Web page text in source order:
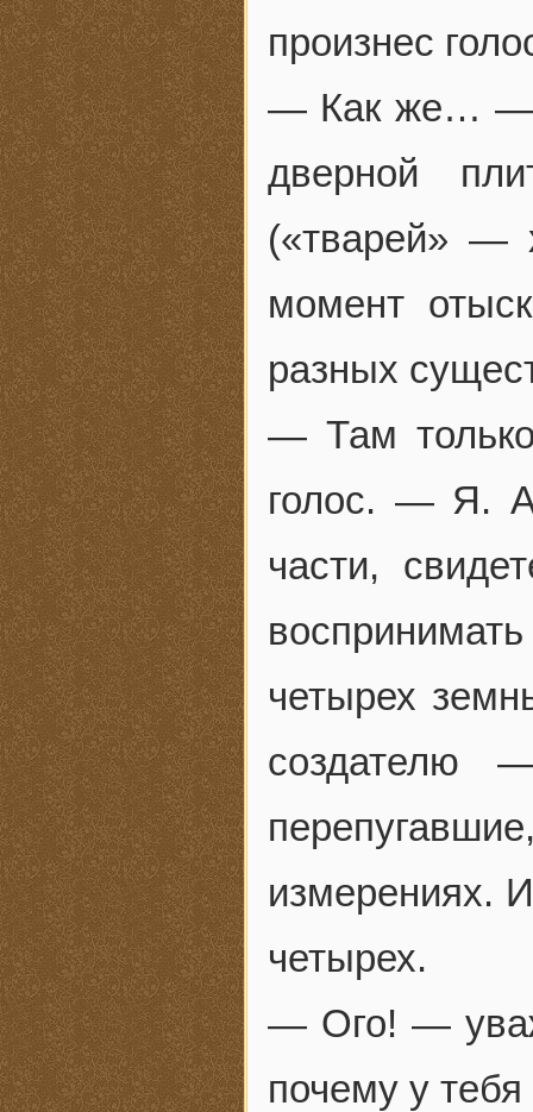
произнес
— Как же… —
дверной
(«тварей» —
момент
разных
— Там
голос. — Я.
части,
четырех
создателю
измерениях.
четырех.
— Ого! —
почему у